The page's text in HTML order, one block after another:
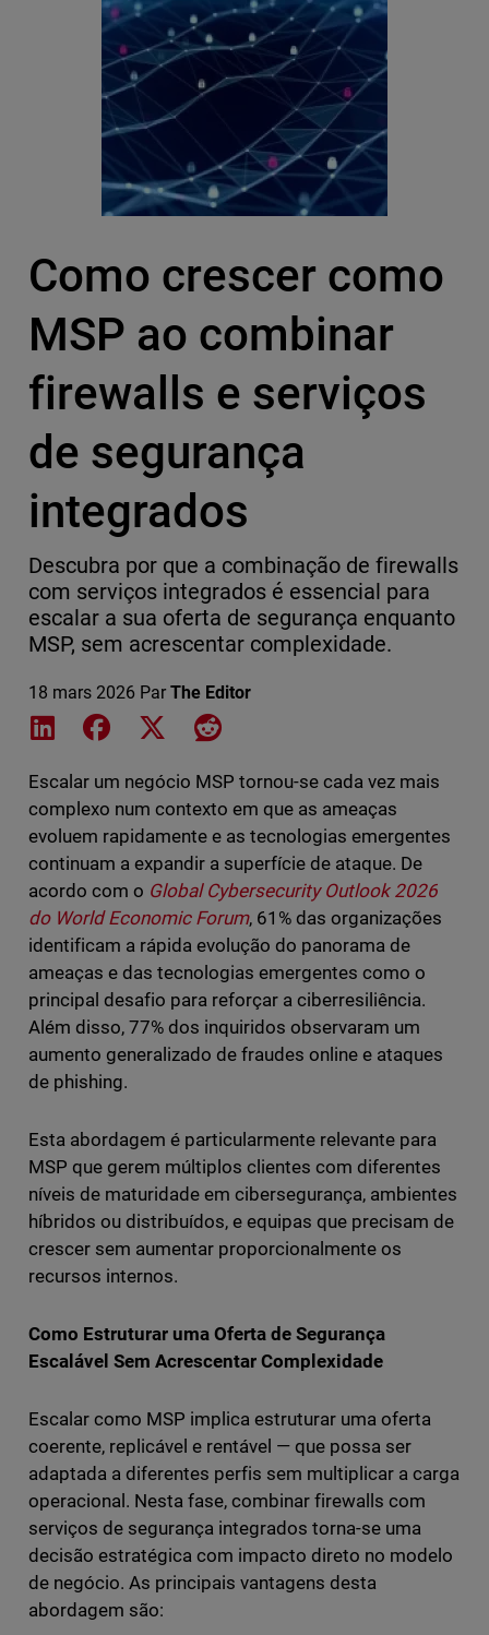
Como crescer como
MSP ao combinar
firewalls e serviços
de segurança
integrados
Descubra por que a combinação de firewalls
com serviços integrados é essencial para
escalar a sua oferta de segurança enquanto
MSP, sem acrescentar complexidade.
18 mars 2026 Par The Editor
Share on LinkedIn
Share on Facebook
Share on XShare on Reddit
Escalar um negócio MSP tornou-se cada vez mais
complexo num contexto em que as ameaças
evoluem rapidamente e as tecnologias emergentes
continuam a expandir a superfície de ataque. De
acordo com o Global Cybersecurity Outlook 2026
do World Economic Forum, 61% das organizações
identificam a rápida evolução do panorama de
ameaças e das tecnologias emergentes como o
principal desafio para reforçar a ciberresiliência.
Além disso, 77% dos inquiridos observaram um
aumento generalizado de fraudes online e ataques
de phishing.
Esta abordagem é particularmente relevante para
MSP que gerem múltiplos clientes com diferentes
níveis de maturidade em cibersegurança, ambientes
híbridos ou distribuídos, e equipas que precisam de
crescer sem aumentar proporcionalmente os
recursos internos.
Como Estruturar uma Oferta de Segurança
Escalável Sem Acrescentar Complexidade
Escalar como MSP implica estruturar uma oferta
coerente, replicável e rentável — que possa ser
adaptada a diferentes perfis sem multiplicar a carga
operacional. Nesta fase, combinar firewalls com
serviços de segurança integrados torna-se uma
decisão estratégica com impacto direto no modelo
de negócio. As principais vantagens desta
abordagem são: